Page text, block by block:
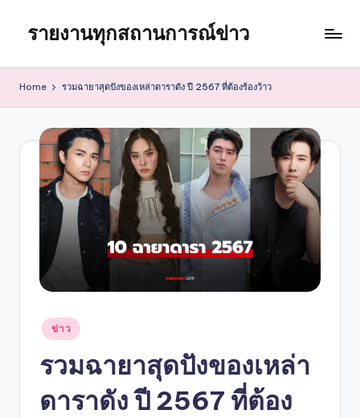
content
รายงานทุกสถานการณ์ข่าว
Home รวมฉายาสุดปังของเหล่าดาราดัง ปี 2567 ที่ต้องร้องว้าว
Posted
in
ข่าว
รวมฉายาสุดปังของเหล่า
ดาราดัง ปี 2567 ที่ต้อง